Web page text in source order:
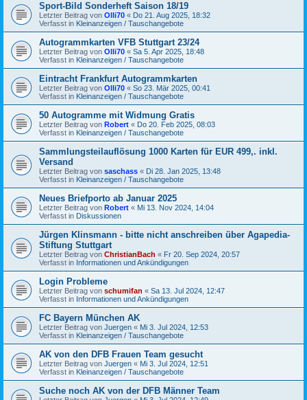
Sport-Bild Sonderheft Saison 18/19
Letzter Beitrag von Olli70 « Do 21. Aug 2025, 18:32
Verfasst in Kleinanzeigen / Tauschangebote
Autogrammkarten VFB Stuttgart 23/24
Letzter Beitrag von Olli70 « Sa 5. Apr 2025, 18:48
Verfasst in Kleinanzeigen / Tauschangebote
Eintracht Frankfurt Autogrammkarten
Letzter Beitrag von Olli70 « So 23. Mär 2025, 00:41
Verfasst in Kleinanzeigen / Tauschangebote
50 Autogramme mit Widmung Gratis
Letzter Beitrag von Robert « Do 20. Feb 2025, 08:03
Verfasst in Kleinanzeigen / Tauschangebote
Sammlungsteilauflösung 1000 Karten für EUR 499,. inkl.
Versand
Letzter Beitrag von saschass « Di 28. Jan 2025, 13:48
Verfasst in Kleinanzeigen / Tauschangebote
Neues Briefporto ab Januar 2025
Letzter Beitrag von Robert « Mi 13. Nov 2024, 14:04
Verfasst in Diskussionen
Jürgen Klinsmann - bitte nicht anschreiben über Agapedia-
Stiftung Stuttgart
Letzter Beitrag von ChristianBach « Fr 20. Sep 2024, 20:57
Verfasst in Informationen und Ankündigungen
Login Probleme
Letzter Beitrag von schumifan « Sa 13. Jul 2024, 12:47
Verfasst in Informationen und Ankündigungen
FC Bayern München AK
Letzter Beitrag von Juergen « Mi 3. Jul 2024, 12:53
Verfasst in Kleinanzeigen / Tauschangebote
AK von den DFB Frauen Team gesucht
Letzter Beitrag von Juergen « Mi 3. Jul 2024, 12:51
Verfasst in Kleinanzeigen / Tauschangebote
Suche noch AK von der DFB Männer Team